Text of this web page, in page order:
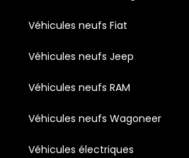
Véhicules neufs Fiat
Véhicules neufs Jeep
Véhicules neufs RAM
Véhicules neufs Wagoneer
Véhicules électriques